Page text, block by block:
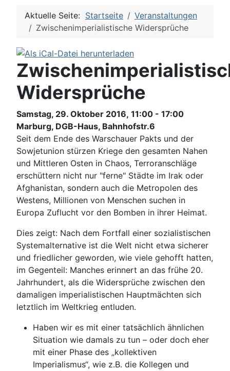
Aktuelle Seite: Startseite
Veranstaltungen
Zwischenimperialistische Widersprüche
Widersprüche
Samstag, 29. Oktober 2016, 11:00 - 17:00
Marburg, DGB-Haus, Bahnhofstr.6
Seit dem Ende des Warschauer Pakts und der
Sowjetunion stürzen Kriege den gesamten Nahen
und Mittleren Osten in Chaos, Terroranschläge
erschüttern nicht nur "ferne" Städte im Irak oder
Afghanistan, sondern auch die Metropolen des
Westens, Millionen von Menschen suchen in
Europa Zuflucht vor den Bomben in ihrer Heimat.
Dies zeigt: Nach dem Fortfall einer sozialistischen
Systemalternative ist die Welt nicht etwa sicherer
und friedlicher geworden, wie viele gehofft hatten,
im Gegenteil: Manches erinnert an das frühe 20.
Jahrhundert, als die Widersprüche zwischen den
damaligen imperialistischen Hauptmächten sich
letztlich im Weltkrieg entluden.
Haben wir es mit einer tatsächlich ähnlichen
Situation wie damals zu tun – oder doch eher
mit einer Phase des „kollektiven
Imperialismus“, wie z.B. die Kollegen und